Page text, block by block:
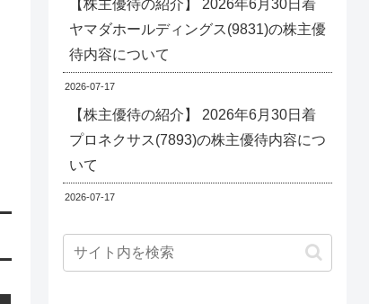
【株主優待の紹介】 2026年6月30日着
ヤマダホールディングス(9831)の株主優
待内容について
2026-07-17
【株主優待の紹介】 2026年6月30日着
プロネクサス(7893)の株主優待内容につ
いて
2026-07-17